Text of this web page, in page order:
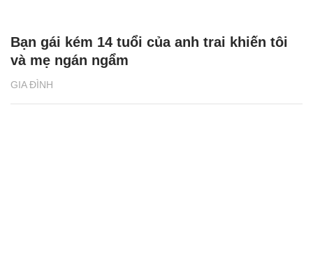
GIA ĐÌNH
Bạn gái kém 14 tuổi của anh trai khiến tôi
và mẹ ngán ngẩm